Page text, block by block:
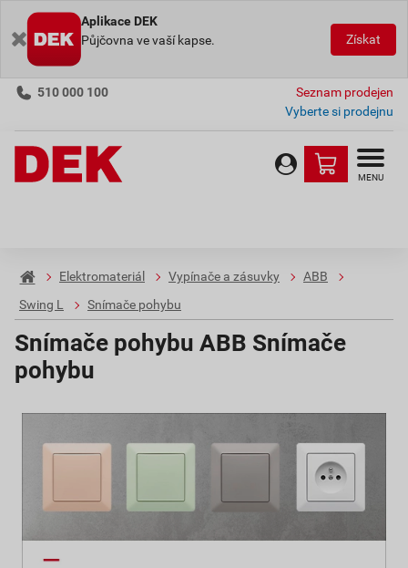
Aplikace DEK
Půjčovna ve vaší kapse.
Získat
510 000 100
Seznam prodejen
Vyberte si prodejnu
MENU
Elektromateriál Vypínače a zásuvky
ABB
Swing L
Snímače pohybu
Snímače pohybu ABB Snímače
pohybu